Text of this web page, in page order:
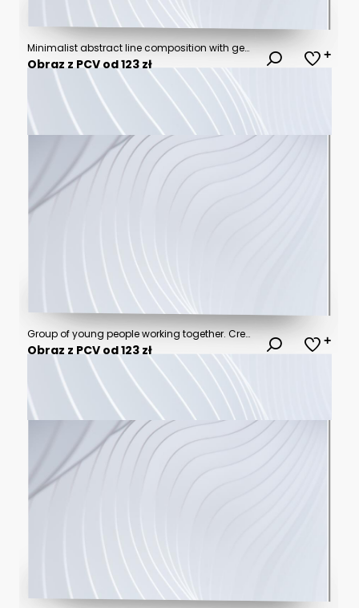
Minimalist abstract line composition with geometric shapes and patterns
Obraz z PCV od 123 zł
Group of young people working together. Creative business people in modern office
Obraz z PCV od 123 zł